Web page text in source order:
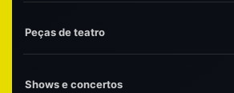
Peças de teatro
Shows e concertos